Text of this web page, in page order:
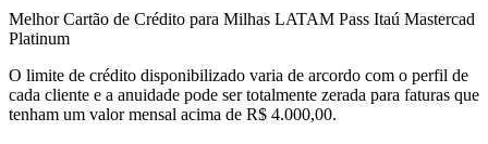
Melhor Cartão de Crédito para Milhas LATAM Pass Itaú Mastercad
Platinum
O limite de crédito disponibilizado varia de arcordo com o perfil de
cada cliente e a anuidade pode ser totalmente zerada para faturas que
tenham um valor mensal acima de R$ 4.000,00.